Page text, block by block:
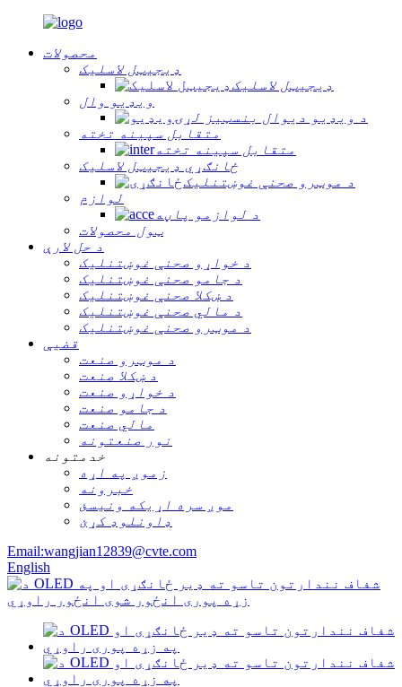
محصولات
ډیجیټل لاسلیک
ډیجیټل لاسلیک
ویډیو وال
د ویډیو دیوال بنسټیز لړۍ
متقابل سپینه تخته
متقابل سپینه تخته
ځانګړي ډیجیټل لاسلیک
د موټرو صحنې غوښتنلیک
لوازم
د لوازمو پاڼه
ټول محصولات
د حل لارې
د خواړو صحنې غوښتنلیک
د جامو صحنې غوښتنلیک
د ښکلا صحنې غوښتنلیک
د مالي صحنې غوښتنلیک
د موټرو صحنې غوښتنلیک
قضیې
د موټرو صنعت
د ښکلا صنعت
د خواړو صنعت
د جامو صنعت
مالي صنعت
نور صنعتونه
خدمتونه
زموږ په اړه
خبرونه
موږ سره اړیکه ونیسئ
ډاونلوډ کړئ
Email:wangjian12839@cvte.com
English